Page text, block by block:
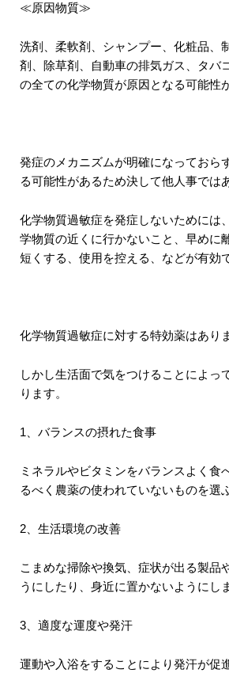
≪原因物質≫
洗剤、柔軟剤、シャンプー、化粧品、
剤、除草剤、自動車の排気ガス、タバ
の全ての化学物質が原因となる可能性
発症のメカニズムが明確になっておら
る可能性があるため決して他人事では
化学物質過敏症を発症しないためには
学物質の近くに行かないこと、早めに
短くする、使用を控える、などが有効
化学物質過敏症に対する特効薬はあり
しかし生活面で気をつけることによっ
ります。
1、バランスの摂れた食事
ミネラルやビタミンをバランスよく食
るべく農薬の使われていないものを選ぶ
2、生活環境の改善
こまめな掃除や換気、症状が出る製品
うにしたり、身近に置かないようにし
3、適度な運度や発汗
運動や入浴をすることにより発汗が促